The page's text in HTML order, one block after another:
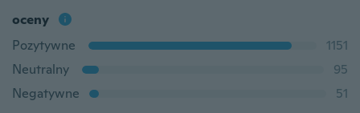
oceny
Pozytywne
1151
Neutralny
95
Negatywne
51